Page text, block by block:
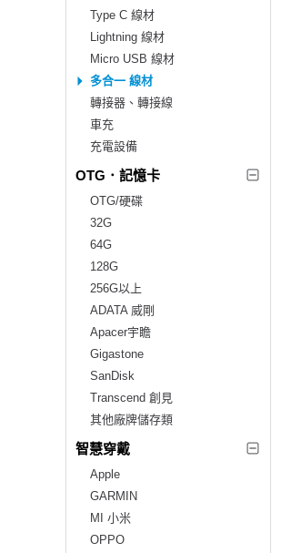
Type C 線材
Lightning 線材
Micro USB 線材
多合一 線材
轉接器、轉接線
車充
充電設備
OTG．記憶卡
OTG/硬碟
32G
64G
128G
256G以上
ADATA 威剛
Apacer宇瞻
Gigastone
SanDisk
Transcend 創見
其他廠牌儲存類
智慧穿戴
Apple
GARMIN
MI 小米
OPPO